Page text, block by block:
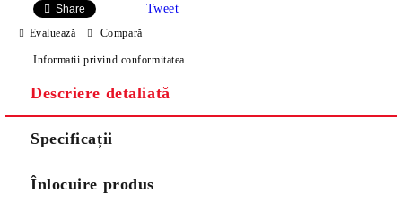
Share Tweet
Evaluează Compară
Informatii privind conformitatea
Descriere detaliată
Specificații
Înlocuire produs